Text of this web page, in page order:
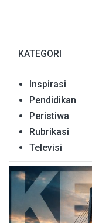
KATEGORI
Inspirasi
Pendidikan
Peristiwa
Rubrikasi
Televisi